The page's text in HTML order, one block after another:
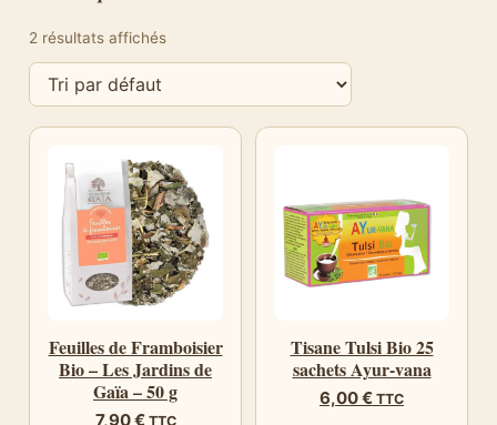
2 résultats affichés
Feuilles de Framboisier
Bio – Les Jardins de
Gaïa – 50 g
7,90€ TTC
Tisane Tulsi Bio 25
sachets Ayur-vana
6,00€ TTC